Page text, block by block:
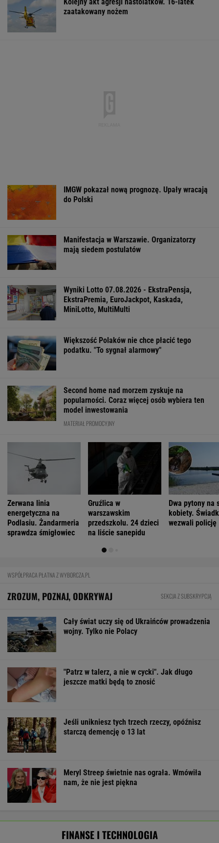
zaatakowany nożem
IMGW pokazał nową prognozę. Upały wracają
do Polski
Manifestacja w Warszawie. Organizatorzy
mają siedem postulatów
Wyniki Lotto 07.08.2026 - EkstraPensja,
EkstraPremia, EuroJackpot, Kaskada,
MiniLotto, MultiMulti
Większość Polaków nie chce płacić tego
podatku. "To sygnał alarmowy"
Second home nad morzem zyskuje na
popularności. Coraz więcej osób wybiera ten
model inwestowania
MATERIAŁ PROMOCYJNY
Zerwana linia
energetyczna na
Podlasiu. Żandarmeria
sprawdza śmigłowiec
Gruźlica w
warszawskim
przedszkolu. 24 dzieci
na liście sanepidu
Dwa pytony na
kobiety.
wezwali policję
WSPÓŁPRACA PŁATNA Z WYBORCZA.PL
ZROZUM, POZNAJ, ODKRYWAJ SEKCJA Z SUBSKRYPCJĄ
Cały świat uczy się od Ukraińców prowadzenia
wojny. Tylko nie Polacy
"Patrz w talerz, a nie w cycki". Jak długo
jeszcze matki będą to znosić
Jeśli unikniesz tych trzech rzeczy, opóźnisz
starczą demencję o 13 lat
Meryl Streep świetnie nas ograła. Wmówiła
nam, że nie jest piękna
FINANSE I TECHNOLOGIA